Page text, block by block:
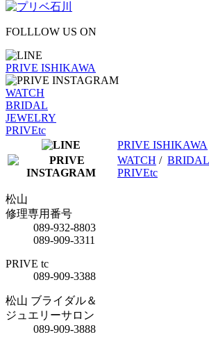
FOLLLOW US ON
PRIVE ISHIKAWA
WATCH
BRIDAL
JEWELRY
PRIVEtc
PRIVE ISHIKAWA
WATCH / BRIDAL
PRIVEtc
松山
修理専用番号
089-932-8803
089-909-3311
PRIVE tc
089-909-3388
松山 ブライダル＆
ジュエリーサロン
089-909-3888